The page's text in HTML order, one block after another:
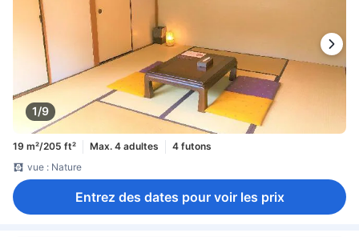
1/9
19 m²/205 ft² Max. 4 adultes
4 futons
vue : Nature
Entrez des dates pour voir les prix